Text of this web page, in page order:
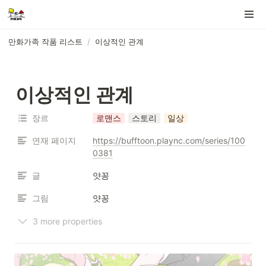
만화가족 작품 리스트 / 이상적인 관계
이상적인 관계
장르 로맨스 스토리 일상
연재 페이지
https://bufftoon.plaync.com/series/100
0381
글 얏꽁
그림 얏꽁
3 more properties